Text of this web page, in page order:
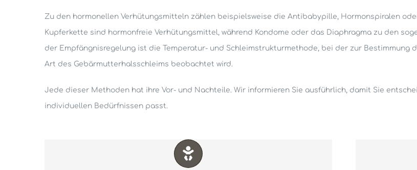
Zu den hormonellen Verhütungsmitteln zählen beispielsweise die Antibabypille, Hormonspiralen
Kupferkette sind hormonfreie Verhütungsmittel, während Kondome oder das Diaphragma zu den
der Empfängnisregelung ist die Temperatur- und Schleimstrukturmethode, bei der zur Bestimmung
Art des Gebärmutterhalsschleims beobachtet wird.
Jede dieser Methoden hat ihre Vor- und Nachteile. Wir informieren Sie ausführlich, damit Sie
individuellen Bedürfnissen passt.